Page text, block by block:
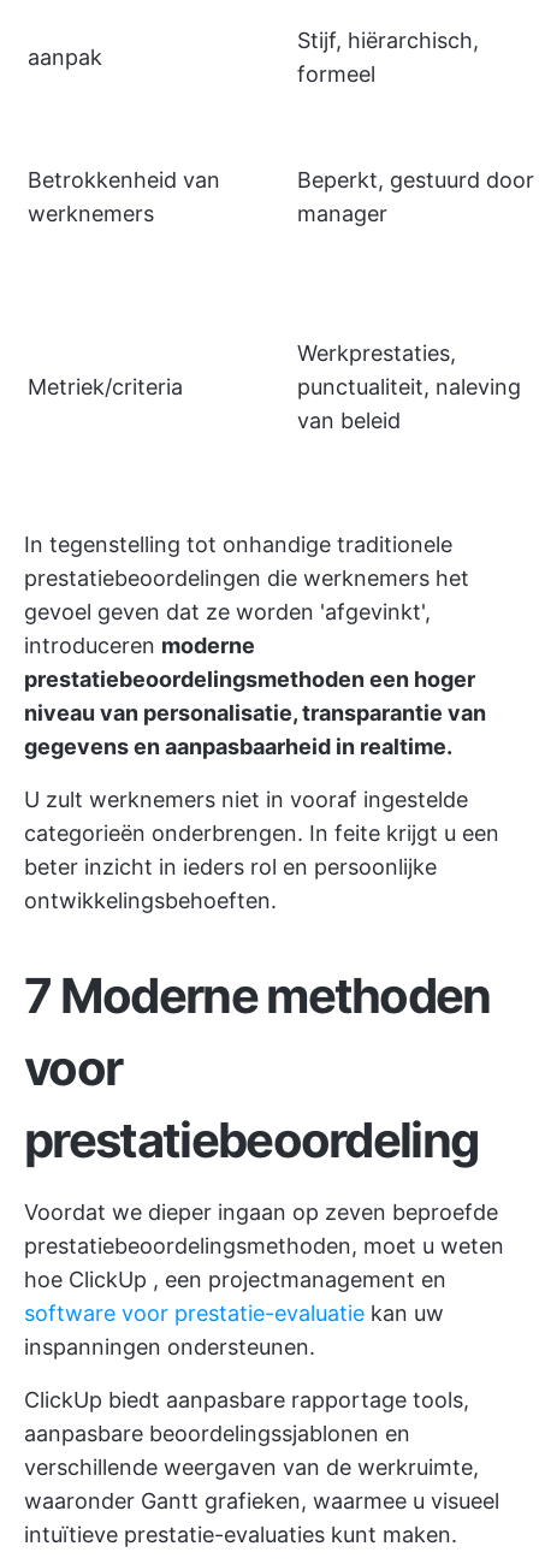
aanpak
Stijf, hiërarchisch,
formeel
Betrokkenheid van
werknemers
Beperkt, gestuurd door
manager
Metriek/criteria
Werkprestaties,
punctualiteit, naleving
van beleid
In tegenstelling tot onhandige traditionele
prestatiebeoordelingen die werknemers het
gevoel geven dat ze worden 'afgevinkt',
introduceren moderne
prestatiebeoordelingsmethoden een hoger
niveau van personalisatie, transparantie van
gegevens en aanpasbaarheid in realtime.
U zult werknemers niet in vooraf ingestelde
categorieën onderbrengen. In feite krijgt u een
beter inzicht in ieders rol en persoonlijke
ontwikkelingsbehoeften.
7 Moderne methoden
voor
prestatiebeoordeling
Voordat we dieper ingaan op zeven beproefde
prestatiebeoordelingsmethoden, moet u weten
hoe ClickUp , een projectmanagement en
software voor prestatie-evaluatie kan uw
inspanningen ondersteunen.
ClickUp biedt aanpasbare rapportage tools,
aanpasbare beoordelingssjablonen en
verschillende weergaven van de werkruimte,
waaronder Gantt grafieken, waarmee u visueel
intuïtieve prestatie-evaluaties kunt maken.